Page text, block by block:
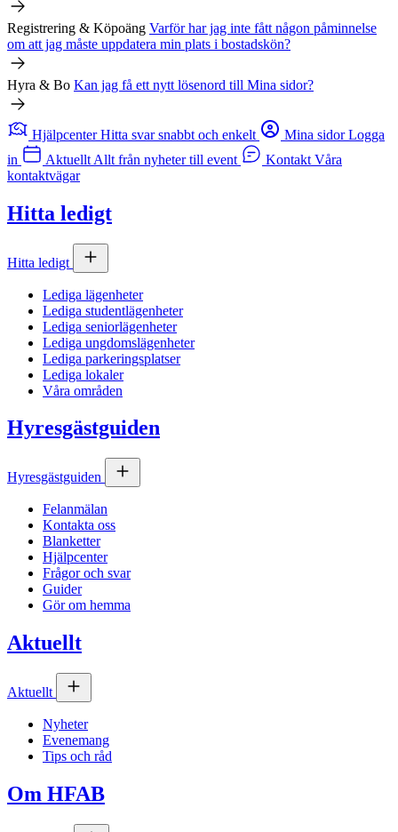
Registrering & Köpoäng Varför har jag inte fått någon påminnelse
om att jag måste uppdatera min plats i bostadskön?
Hyra & Bo Kan jag få ett nytt lösenord till Mina sidor?
Hjälpcenter Hitta svar snabbt och enkelt Mina sidor Logga
in
Aktuellt Allt från nyheter till event Kontakt Våra
kontaktvägar
Hitta ledigt
Hitta ledigt
Lediga lägenheter
Lediga studentlägenheter
Lediga seniorlägenheter
Lediga ungdomslägenheter
Lediga parkeringsplatser
Lediga lokaler
Våra områden
Hyresgästguiden
Hyresgästguiden
Felanmälan
Kontakta oss
Blanketter
Hjälpcenter
Frågor och svar
Guider
Gör om hemma
Aktuellt
Aktuellt
Nyheter
Evenemang
Tips och råd
Om HFAB